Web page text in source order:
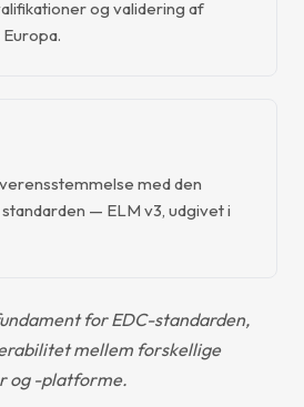
og validering af
med den
— ELM v3, udgivet i
for EDC-standarden,
mellem forskellige
og -platforme.